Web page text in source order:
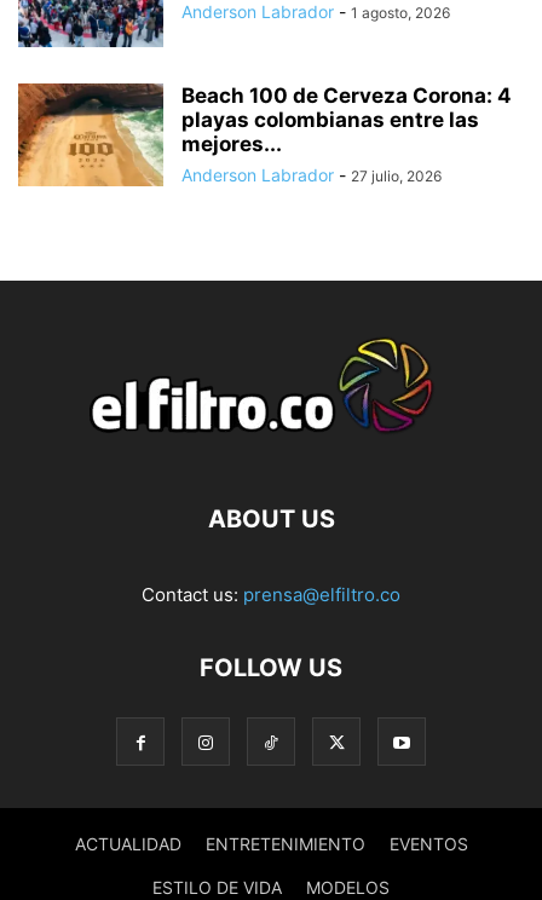
Anderson Labrador - 1 agosto, 2026
Beach 100 de Cerveza Corona: 4
playas colombianas entre las
mejores...
Anderson Labrador - 27 julio, 2026
ABOUT US
Contact us: prensa@elfiltro.co
FOLLOW US
ACTUALIDAD ENTRETENIMIENTO EVENTOS
ESTILO DE VIDA MODELOS